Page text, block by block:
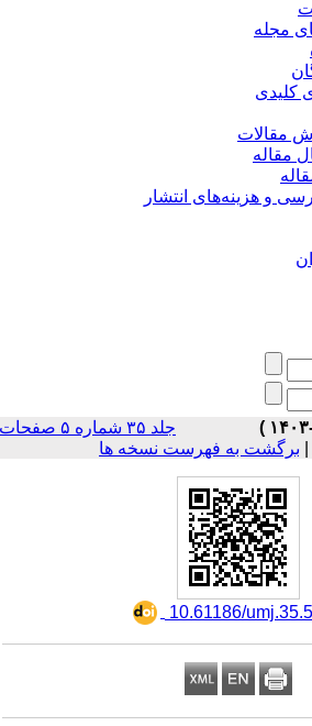
مجله
مقالات
مقاله
و هزینه‌های انتشار
جلد ۳۵ شماره ۵ صفحات
برگشت به فهرست نسخه ها
10.61186/